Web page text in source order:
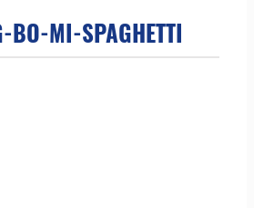
BO-MI-SPAGHETTI